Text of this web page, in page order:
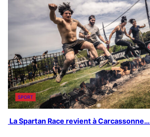
SPORT
La Spartan Race revient à Carcassonne…